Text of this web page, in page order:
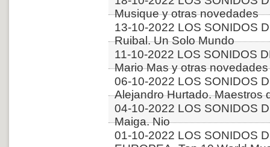
Musique y otras novedades
13-10-2022 LOS SONIDOS
Ruibal. Un Solo Mundo
11-10-2022 LOS SONIDOS
Mario Mas y otras novedades
06-10-2022 LOS SONIDOS
Alejandro Hurtado. Maestros
04-10-2022 LOS SONIDOS
Maiga. Nio
01-10-2022 LOS SONIDOS